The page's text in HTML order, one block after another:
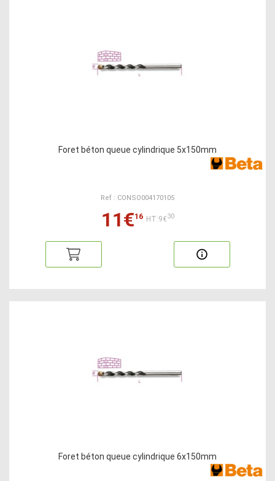
Foret béton queue cylindrique 5x150mm
Ref : CONSO004170105
11€16 HT:9€30
Foret béton queue cylindrique 6x150mm